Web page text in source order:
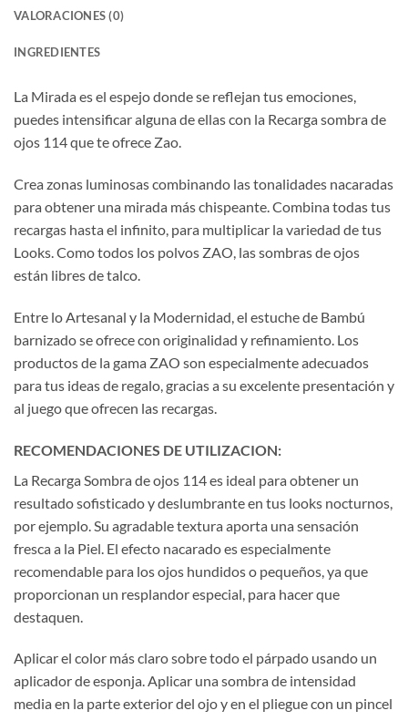
VALORACIONES (0)
INGREDIENTES
La Mirada es el espejo donde se reflejan tus emociones,
puedes intensificar alguna de ellas con la Recarga sombra de
ojos 114 que te ofrece Zao.
Crea zonas luminosas combinando las tonalidades nacaradas
para obtener una mirada más chispeante. Combina todas tus
recargas hasta el infinito, para multiplicar la variedad de tus
Looks. Como todos los polvos ZAO, las sombras de ojos
están libres de talco.
Entre lo Artesanal y la Modernidad, el estuche de Bambú
barnizado se ofrece con originalidad y refinamiento. Los
productos de la gama ZAO son especialmente adecuados
para tus ideas de regalo, gracias a su excelente presentación y
al juego que ofrecen las recargas.
RECOMENDACIONES DE UTILIZACION:
La Recarga Sombra de ojos 114 es ideal para obtener un
resultado sofisticado y deslumbrante en tus looks nocturnos,
por ejemplo. Su agradable textura aporta una sensación
fresca a la Piel. El efecto nacarado es especialmente
recomendable para los ojos hundidos o pequeños, ya que
proporcionan un resplandor especial, para hacer que
destaquen.
Aplicar el color más claro sobre todo el párpado usando un
aplicador de esponja. Aplicar una sombra de intensidad
media en la parte exterior del ojo y en el pliegue con un pincel